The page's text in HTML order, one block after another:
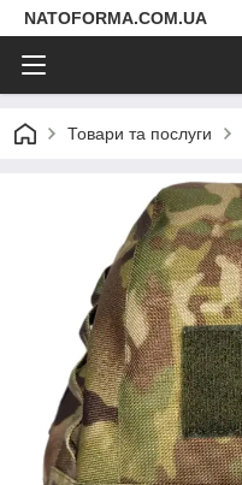
NATOFORMA.COM.UA
Товари та послуги